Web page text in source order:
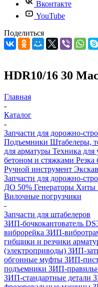
Вконтакте
YouTube
Поделиться
HDR10/16 30
Главная
-
Каталог
-
Запчасти для дорожно-
Подъемники Штабелеры,
для арматуры Техника для
бетоном и стяжками Резка
Ручной инструмент
Запчасти для дорожно-
ДО 50% Генераторы Хиты
Вилочные погрузчики
-
Запчасти для штабелеров
ЗИП-бочкокантователь
виброрейка ЗИП-
гибщики и резчики
(электроприводы) ЗИП-
обгонные муфты ЗИП-
подъемники ЗИП-
ЗИП-стандартные детали